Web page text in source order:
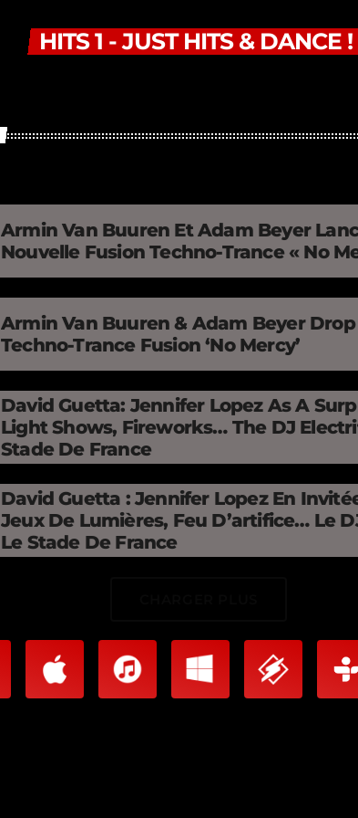
HITS 1 - JUST HITS & DANCE !
Armin Van Buuren Et Adam Beyer
Nouvelle Fusion Techno-Trance « No
Armin Van Buuren & Adam Beyer
Techno-Trance Fusion ‘No Mercy’
David Guetta: Jennifer Lopez As A
Light Shows, Fireworks… The DJ
Stade De France
David Guetta : Jennifer Lopez En
Jeux De Lumières, Feu D’artifice… Le
Le Stade De France